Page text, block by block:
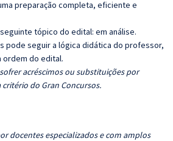
preparação completa, eficiente e
tópico do edital: em análise.
pode seguir a lógica didática do professor,
ordem do edital.
acréscimos ou substituições por
do Gran Concursos.
docentes especializados e com amplos